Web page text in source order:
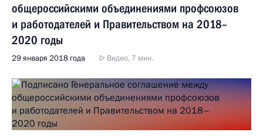
общероссийскими объединениями профсоюзов
и работодателей и Правительством на 2018–
2020 годы
29 января 2018 года Видео, 7 мин.